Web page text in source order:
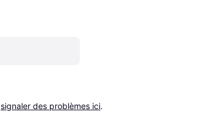
signaler des problèmes ici.